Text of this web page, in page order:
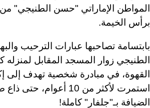
المواطن الإماراتي "حسن الطنيجي"
برأس الخيمة.
بابتسامة تصاحبها عبارات الترحيب
الطنيجي زوار المسجد المقابل لمنزله
القهوة، في مبادرة شخصية تهدف إلى
استمرت لأكثر من 10
الضيافة بـ"جلفار" كاملة!